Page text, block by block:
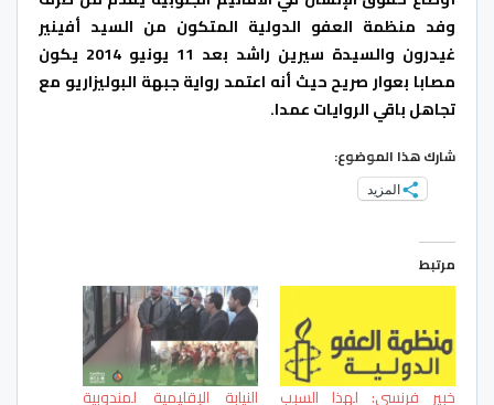
وفد منظمة العفو الدولية المتكون من السيد أفينير
غيدرون والسيدة سيرين راشد بعد 11 يونيو 2014 يكون
مصابا بعوار صريح حيث أنه اعتمد رواية جبهة البوليزاريو مع
تجاهل باقي الروايات عمدا.
شارك هذا الموضوع:
المزيد
مرتبط
خبير فرنسي: لهذا السبب النيابة الإقليمية لمندوبية